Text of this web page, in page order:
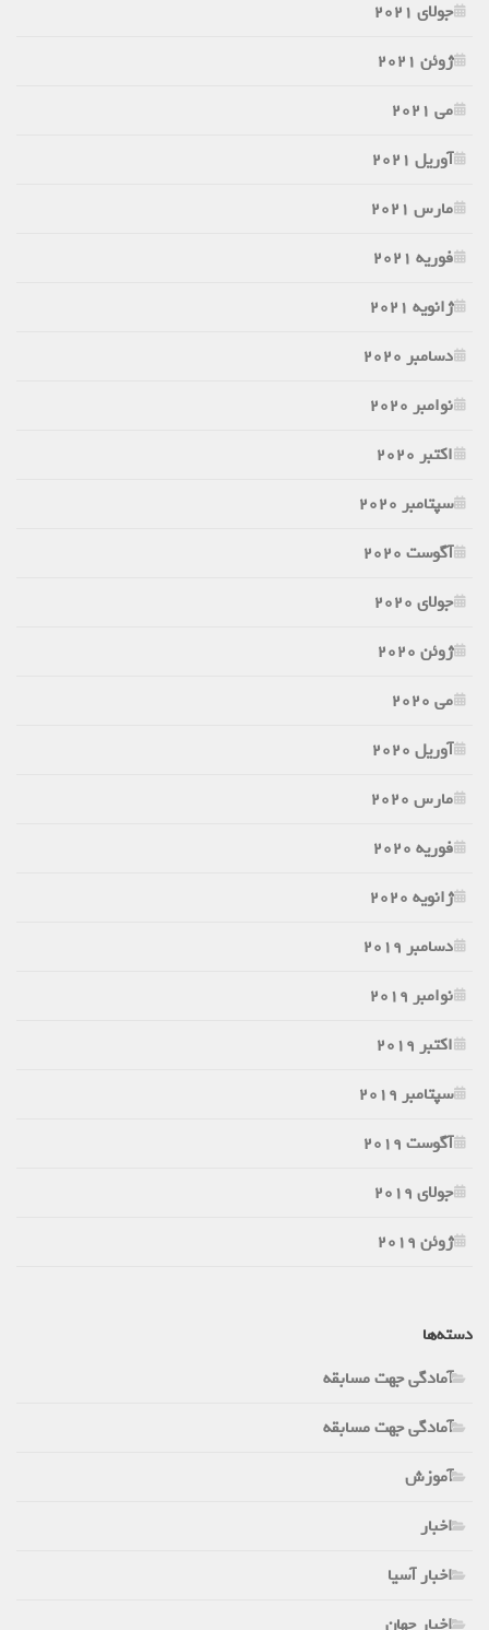
جولای 2021
ژوئن 2021
می 2021
آوریل 2021
مارس 2021
فوریه 2021
ژانویه 2021
دسامبر 2020
نوامبر 2020
اکتبر 2020
سپتامبر 2020
آگوست 2020
جولای 2020
ژوئن 2020
می 2020
آوریل 2020
مارس 2020
فوریه 2020
ژانویه 2020
دسامبر 2019
نوامبر 2019
اکتبر 2019
سپتامبر 2019
آگوست 2019
جولای 2019
ژوئن 2019
دسته‌ها
آمادگی جهت مسابقه
آمادگی جهت مسابقه
آموزش
اخبار
اخبار آسیا
اخبار جهان